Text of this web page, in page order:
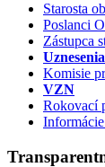
Starosta
Poslanci
Zástupca
Komisie
VZN
Rokovací